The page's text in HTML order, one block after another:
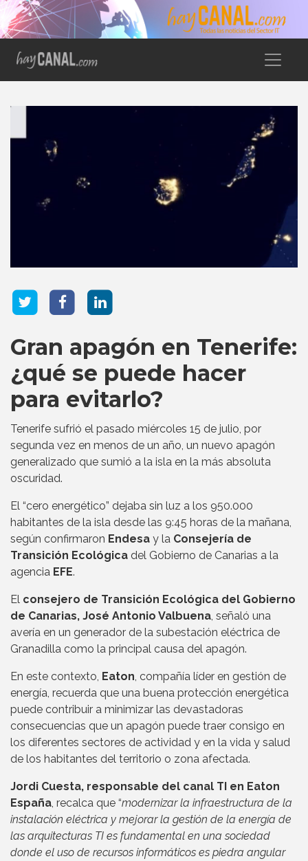
Gran apagón en Tenerife:
¿qué se puede hacer
para evitarlo?
Tenerife sufrió el pasado miércoles 15 de julio, por
segunda vez en menos de un año, un nuevo apagón
generalizado que sumió a la isla en la más absoluta
oscuridad.
El “cero energético” dejaba sin luz a los 950.000
habitantes de la isla desde las 9:45 horas de la mañana,
según confirmaron Endesa y la Consejería de
Transición Ecológica del Gobierno de Canarias a la
agencia EFE.
El consejero de Transición Ecológica del Gobierno
de Canarias, José Antonio Valbuena , señaló una
avería en un generador de la subestación eléctrica de
Granadilla como la principal causa del apagón.
En este contexto, Eaton , compañía líder en gestión de
energía, recuerda que una buena protección energética
puede contribuir a minimizar las devastadoras
consecuencias que un apagón puede traer consigo en
los diferentes sectores de actividad y en la vida y salud
de los habitantes del territorio o zona afectada.
Jordi Cuesta, responsable del canal TI en Eaton
España , recalca que “modernizar la infraestructura de la
instalación eléctrica y mejorar la gestión de la energía de
las arquitecturas TI es fundamental en una sociedad
donde el uso de recursos informáticos es piedra angular